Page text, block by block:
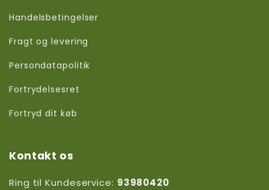
Handelsbetingelser
Fragt og levering
Persondatapolitik
Fortrydelsesret
Fortryd dit køb
Kontakt os
Ring til Kundeservice: 93980420